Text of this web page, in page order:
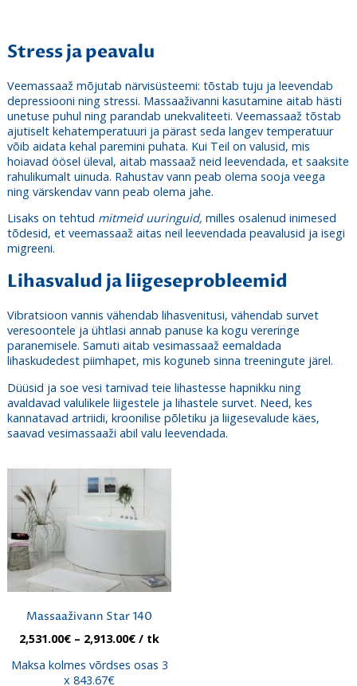
Stress ja peavalu
Veemassaaž mõjutab närvisüsteemi: tõstab tuju ja leevendab
depressiooni ning stressi. Massaaživanni kasutamine aitab hästi
unetuse puhul ning parandab unekvaliteeti. Veemassaaž tõstab
ajutiselt kehatemperatuuri ja pärast seda langev temperatuur
võib aidata kehal paremini puhata. Kui Teil on valusid, mis
hoiavad öösel üleval, aitab massaaž neid leevendada, et saaksite
rahulikumalt uinuda. Rahustav vann peab olema sooja veega
ning värskendav vann peab olema jahe.
Lisaks on tehtud mitmeid uuringuid, milles osalenud inimesed
tõdesid, et veemassaaž aitas neil leevendada peavalusid ja isegi
migreeni.
Lihasvalud ja liigeseprobleemid
Vibratsioon vannis vähendab lihasvenitusi, vähendab survet
veresoontele ja ühtlasi annab panuse ka kogu vereringe
paranemisele. Samuti aitab vesimassaaž eemaldada
lihaskudedest piimhapet, mis koguneb sinna treeningute järel.
Düüsid ja soe vesi tarnivad teie lihastesse hapnikku ning
avaldavad valulikele liigestele ja lihastele survet. Need, kes
kannatavad artriidi, kroonilise põletiku ja liigesevalude käes,
saavad vesimassaaži abil valu leevendada.
Massaaživann Star 140
2,531.00€ – 2,913.00€Hinnavahemik:
kuni
/ tk
Maksa kolmes võrdses osas 3
x 843.67€